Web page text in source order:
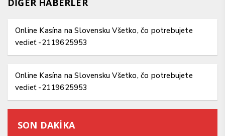
Online Kasína na Slovensku Všetko, čo potrebujete
vedieť -2119625953
Online Kasína na Slovensku Všetko, čo potrebujete
vedieť -2119625953
SON DAKİKA